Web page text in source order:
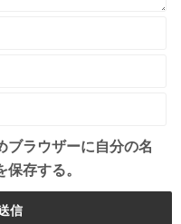
ブラウザーに自分の名
存する。